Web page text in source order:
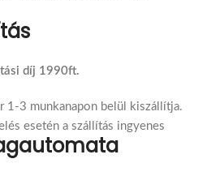
díj 1990ft.
1-3 munkanapon belül kiszállítja.
esetén a szállítás ingyenes